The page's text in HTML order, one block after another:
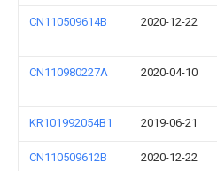
CN110509614B 2020-12-22
CN110980227A 2020-04-10
KR101992054B1 2019-06-21
CN110509612B 2020-12-22